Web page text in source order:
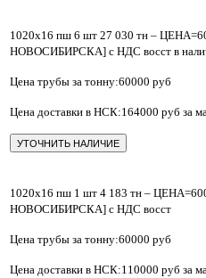
1020х16 пш 6 шт 27 030 тн –
НОВОСИБИРСКА] с НДС восст в
Цена трубы за тонну:60000 руб
Цена доставки в НСК:164000 руб за
УТОЧНИТЬ НАЛИЧИЕ
1020х16 пш 1 шт 4 183 тн –
НОВОСИБИРСКА] с НДС восст
Цена трубы за тонну:60000 руб
Цена доставки в НСК:110000 руб за